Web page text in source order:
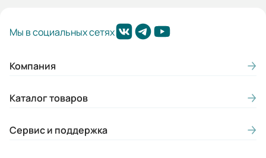
Мы в социальных сетях
Компания
Каталог товаров
Сервис и поддержка